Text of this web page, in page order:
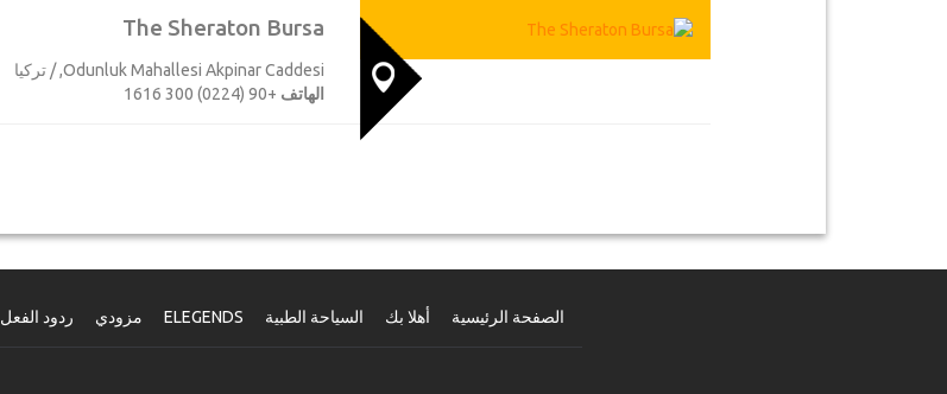
The Sheraton Bursa
Odunluk Mahallesi Akpinar Caddesi, / تركيا
الهاتف +90 (0224) 300 1616
الصفحة الرئيسية أهلا بك السياحة الطبية ELEGENDS مزودي ردود الفعل